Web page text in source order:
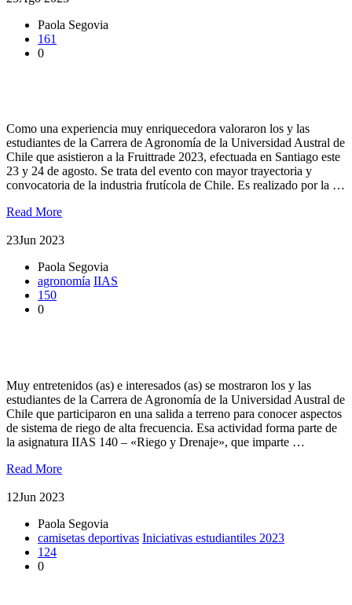
Paola Segovia
161
0
Como una experiencia muy enriquecedora valoraron los y las
estudiantes de la Carrera de Agronomía de la Universidad Austral de
Chile que asistieron a la Fruittrade 2023, efectuada en Santiago este
23 y 24 de agosto. Se trata del evento con mayor trayectoria y
convocatoria de la industria frutícola de Chile. Es realizado por la …
Read More
23Jun 2023
Paola Segovia
agronomía IIAS
150
0
Muy entretenidos (as) e interesados (as) se mostraron los y las
estudiantes de la Carrera de Agronomía de la Universidad Austral de
Chile que participaron en una salida a terreno para conocer aspectos
de sistema de riego de alta frecuencia. Esa actividad forma parte de
la asignatura IIAS 140 – «Riego y Drenaje», que imparte …
Read More
12Jun 2023
Paola Segovia
camisetas deportivas Iniciativas estudiantiles 2023
124
0